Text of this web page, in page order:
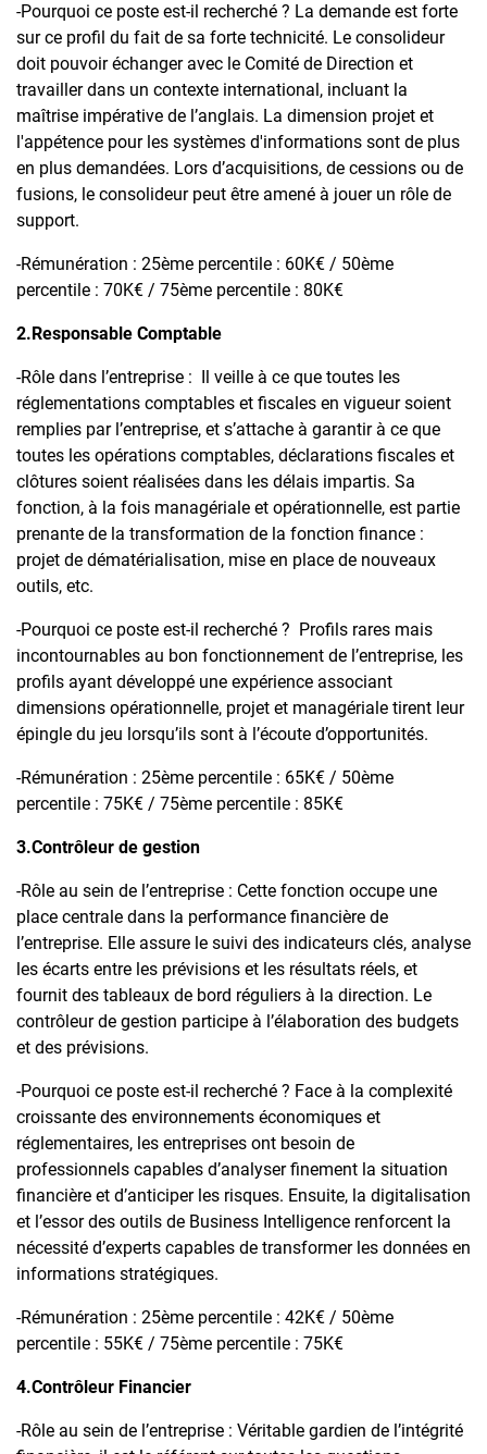
-Pourquoi ce poste est-il recherché ? La demande est forte
sur ce profil du fait de sa forte technicité. Le consolideur
doit pouvoir échanger avec le Comité de Direction et
travailler dans un contexte international, incluant la
maîtrise impérative de l’anglais. La dimension projet et
l'appétence pour les systèmes d'informations sont de plus
en plus demandées. Lors d’acquisitions, de cessions ou de
fusions, le consolideur peut être amené à jouer un rôle de
support.
-Rémunération : 25ème percentile : 60K€ / 50ème
percentile : 70K€ / 75ème percentile : 80K€
2.Responsable Comptable
-Rôle dans l’entreprise : Il veille à ce que toutes les
réglementations comptables et fiscales en vigueur soient
remplies par l’entreprise, et s’attache à garantir à ce que
toutes les opérations comptables, déclarations fiscales et
clôtures soient réalisées dans les délais impartis. Sa
fonction, à la fois managériale et opérationnelle, est partie
prenante de la transformation de la fonction finance :
projet de dématérialisation, mise en place de nouveaux
outils, etc.
-Pourquoi ce poste est-il recherché ? Profils rares mais
incontournables au bon fonctionnement de l’entreprise, les
profils ayant développé une expérience associant
dimensions opérationnelle, projet et managériale tirent leur
épingle du jeu lorsqu’ils sont à l’écoute d’opportunités.
-Rémunération : 25ème percentile : 65K€ / 50ème
percentile : 75K€ / 75ème percentile : 85K€
3.Contrôleur de gestion
-Rôle au sein de l’entreprise : Cette fonction occupe une
place centrale dans la performance financière de
l’entreprise. Elle assure le suivi des indicateurs clés, analyse
les écarts entre les prévisions et les résultats réels, et
fournit des tableaux de bord réguliers à la direction. Le
contrôleur de gestion participe à l’élaboration des budgets
et des prévisions.
-Pourquoi ce poste est-il recherché ? Face à la complexité
croissante des environnements économiques et
réglementaires, les entreprises ont besoin de
professionnels capables d’analyser finement la situation
financière et d’anticiper les risques. Ensuite, la digitalisation
et l’essor des outils de Business Intelligence renforcent la
nécessité d’experts capables de transformer les données en
informations stratégiques.
-Rémunération : 25ème percentile : 42K€ / 50ème
percentile : 55K€ / 75ème percentile : 75K€
4.Contrôleur Financier
-Rôle au sein de l’entreprise : Véritable gardien de l’intégrité